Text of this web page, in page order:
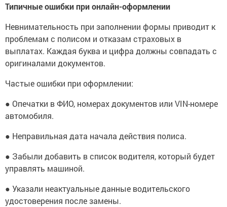
Типичные ошибки при онлайн-оформлении
Невнимательность при заполнении формы приводит к
проблемам с полисом и отказам страховых в
выплатах. Каждая буква и цифра должны совпадать с
оригиналами документов.
Частые ошибки при оформлении:
● Опечатки в ФИО, номерах документов или VIN-номере
автомобиля.
● Неправильная дата начала действия полиса.
● Забыли добавить в список водителя, который будет
управлять машиной.
● Указали неактуальные данные водительского
удостоверения после замены.